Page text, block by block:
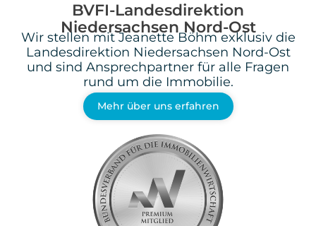
BVFI-Landesdirektion
Niedersachsen Nord-Ost
Wir stellen mit Jeanette Böhm exklusiv die
Landesdirektion Niedersachsen Nord-Ost
und sind Ansprechpartner für alle Fragen
rund um die Immobilie.
Mehr über uns erfahren